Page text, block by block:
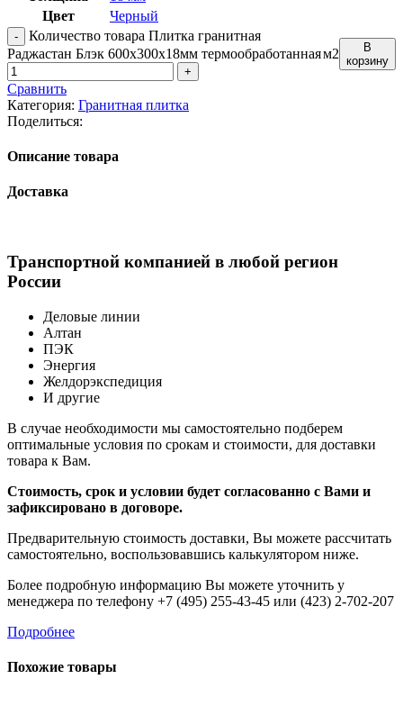
Цвет
Черный
Количество товара Плитка гранитная
Раджастан Блэк 600x300x18мм термообработаннаям2
В
корзину
Сравнить
Категория: Гранитная плитка
Поделиться:
Описание товара
Доставка
Транспортной компанией в любой регион
России
Деловые линии
Алтан
ПЭК
Энергия
Желдорэкспедиция
И другие
В случае необходимости мы самостоятельно подберем
оптимальные условия по срокам и стоимости, для доставки
товара к Вам.
Стоимость, срок и условии будет согласованно с Вами и
зафиксировано в договоре.
Предварительную стоимость доставки, Вы можете рассчитать
самостоятельно, воспользовавшись калькулятором ниже.
Более подробную информацию Вы можете уточнить у
менеджера по телефону +7 (495) 255-43-45 или (423) 2-702-207
Подробнее
Похожие товары